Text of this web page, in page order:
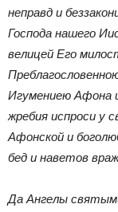
неправд и
Господа нашего
велицей Его
Игумениею Афона
жребия испроси у
Афонской и
бед и наветов
Да Ангелы